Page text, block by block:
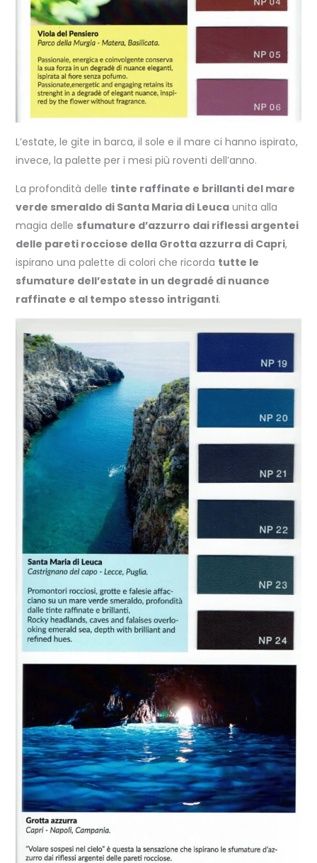
L’estate, le gite in barca, il sole e il mare ci hanno ispirato,
invece, la palette per i mesi più roventi dell’anno.
La profondità delle tinte raffinate e brillanti del mare
verde smeraldo di Santa Maria di Leucaunita alla
magia delle sfumature d’azzurro dai riflessi argentei
delle pareti rocciose della Grotta azzurra di Capri,
ispirano una palette di colori che ricorda tutte le
sfumature dell’estate in un degradé di nuance
raffinate e al tempo stesso intriganti.